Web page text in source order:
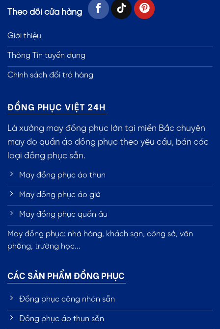
Theo dõi cửa hàng
Giới thiệu
Thông Tin tuyển dụng
Chính sách đổi trả hàng
ĐỒNG PHỤC VIỆT 24H
Là xưởng may đồng phục lớn tại miền Bắc chuyên
may đo quần áo đồng phục theo yêu cầu, bán các
loại đồng phục sẵn.
May đồng phục áo thun
May đồng phục áo gió
May đồng phục quần âu
May đồng phục: nhà hàng, khách sạn, công sở, văn
phòng, trường học...
CÁC SẢN PHẨM ĐỒNG PHỤC
Đồng phục công nhân sẵn
Đồng phục áo thun sẵn